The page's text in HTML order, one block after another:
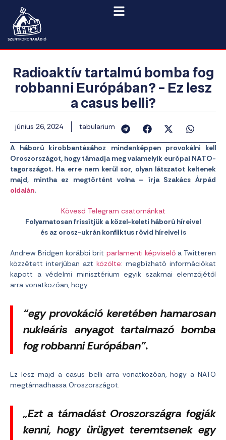
Radioaktív tartalmú bomba fog
robbanni Európában? – Ez lesz
a casus belli?
június 26, 2024 tabularium
A háború kirobbantásához mindenképpen provokálni kell
Oroszországot, hogy támadja meg valamelyik európai NATO-
tagországot. Ha erre nem kerül sor, olyan látszatot keltenek
majd, mintha ez megtörtént volna – írja Szakács Árpád
oldalán.
Kövesd Telegram csatornánkat
Folyamatosan frissítjük a közel-keleti háború híreivel
és az orosz-ukrán konfliktus rövid híreivel is
Andrew Bridgen korábbi brit parlamenti képviselőa Twitteren
közzétett interjúban azt közölte: megbízható információkat
kapott a védelmi minisztérium egyik szakmai elemzőjétől
arra vonatkozóan, hogy
“egy provokáció keretében hamarosan
nukleáris anyagot tartalmazó bomba
fog robbanni Európában”.
Ez lesz majd a casus belli arra vonatkozóan, hogy a NATO
megtámadhassa Oroszországot.
„Ezt a támadást Oroszországra fogják
kenni, hogy ürügyet teremtsenek egy